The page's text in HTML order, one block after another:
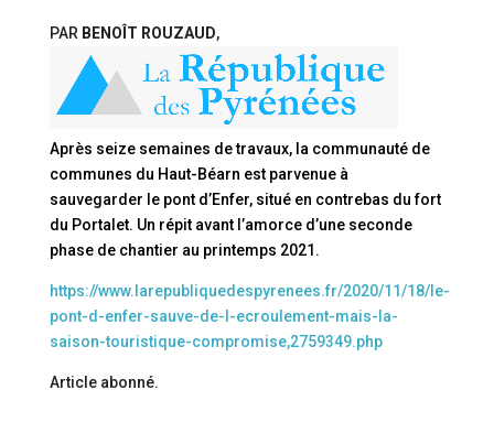
PAR BENOÎT ROUZAUD,
Après seize semaines de travaux, la communauté de
communes du Haut-Béarn est parvenue à
sauvegarder le pont d’Enfer, situé en contrebas du fort
du Portalet. Un répit avant l’amorce d’une seconde
phase de chantier au printemps 2021.
https://www.larepubliquedespyrenees.fr/2020/11/18/le-
pont-d-enfer-sauve-de-l-ecroulement-mais-la-
saison-touristique-compromise,2759349.php
Article abonné.